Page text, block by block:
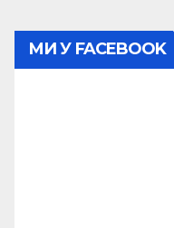
МИ У FACEBOOK